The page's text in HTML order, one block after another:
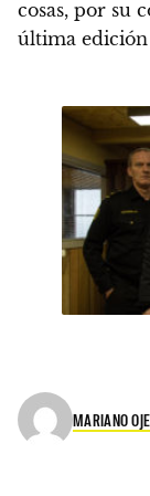
cosas, por su
última
MARIANO